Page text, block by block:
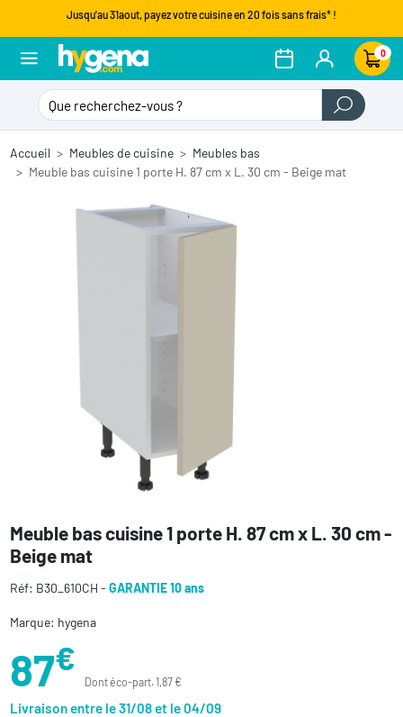
Jusqu'au 31aout, payez votre cuisine en 20 fois sans frais* !
0
Accueil Meubles de cuisine
Meubles bas
Meuble bas cuisine 1 porte H. 87 cm x L. 30 cm - Beige mat
Meuble bas cuisine 1 porte H. 87 cm x L. 30 cm -
Beige mat
Réf: B30_610CH - GARANTIE 10 ans
Marque: hygena
87€
Dont éco-part. 1,87 €
Livraison entre le 31/08 et le 04/09